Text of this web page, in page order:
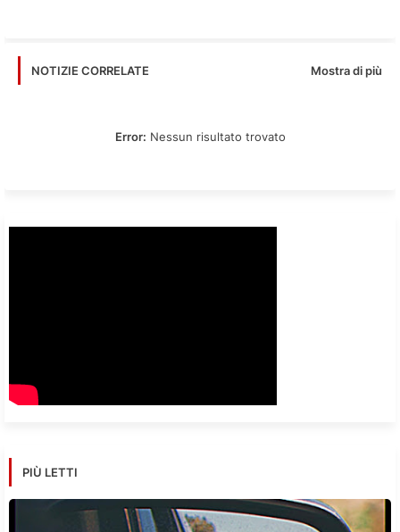
NOTIZIE CORRELATE Mostra di più
Error: Nessun risultato trovato
PIÙ LETTI